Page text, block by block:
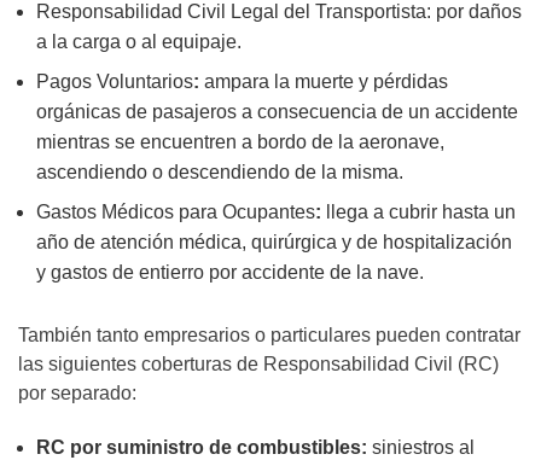
Responsabilidad Civil Legal del Transportista: por daños
a la carga o al equipaje.
Pagos Voluntarios: ampara la muerte y pérdidas
orgánicas de pasajeros a consecuencia de un accidente
mientras se encuentren a bordo de la aeronave,
ascendiendo o descendiendo de la misma.
Gastos Médicos para Ocupantes: llega a cubrir hasta un
año de atención médica, quirúrgica y de hospitalización
y gastos de entierro por accidente de la nave.
También tanto empresarios o particulares pueden contratar
las siguientes coberturas de Responsabilidad Civil (RC)
por separado:
RC por suministro de combustibles: siniestros al